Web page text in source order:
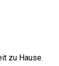
zu Hause.